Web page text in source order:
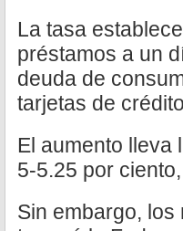
La tasa
préstamos a un
deuda de
tarjetas de
El aumento lleva
5-5.25 por
Sin embargo,